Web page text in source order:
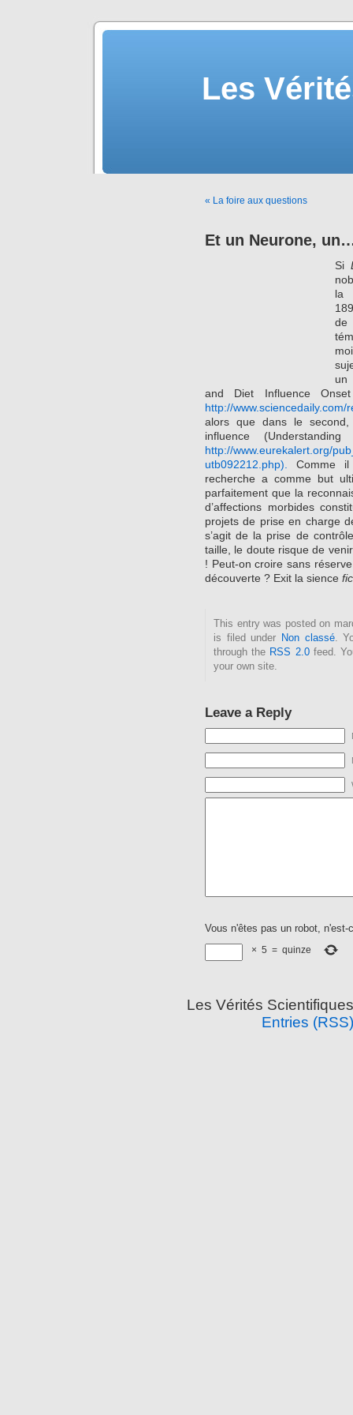
Les
« La foire aux questions
Et un Neurone,
Si
la
de
un
and Diet Influence
http://
alors que dans le second,
influence
http://www.eurekalert.org/
utb092212.php).
Comme
recherche a comme but
parfaitement que la
d’affections morbides
projets de prise en charge
s’agit de la prise de
taille, le doute risque de
! Peut-on croire sans
découverte ? Exit la sience
This entry was posted on
is filed under Non classé.
through the RSS 2.0feed.
your own site.
Leave a Reply
Vous n'êtes pas un robot, n'est-
× 5 = quinze
Les Vérités
Entries (RSS)